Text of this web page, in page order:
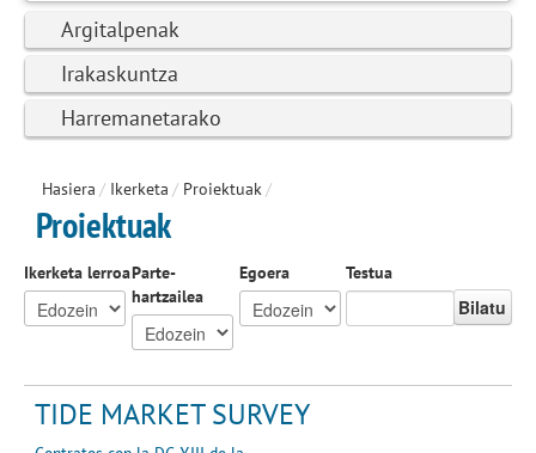
Argitalpenak
Irakaskuntza
Harremanetarako
Hasiera / Ikerketa / Proiektuak/
Proiektuak
Ikerketa lerroaParte-
hartzailea
Egoera Testua
Bilatu
TIDE MARKET SURVEY